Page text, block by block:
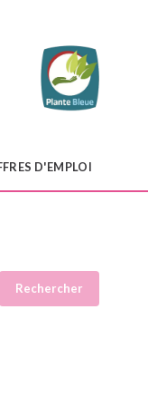
D'EMPLOI
Rechercher